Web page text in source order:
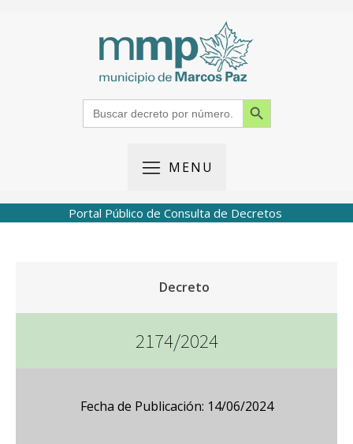
Search
for:
Search Button
MENU
Portal Público de Consulta de Decretos
Decreto
2174/2024
Fecha de Publicación: 14/06/2024